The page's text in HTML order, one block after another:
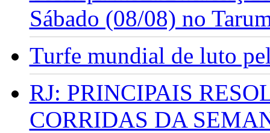
Sábado (08/08) no
Turfe mundial de luto
RJ: PRINCIPAIS
CORRIDAS DA